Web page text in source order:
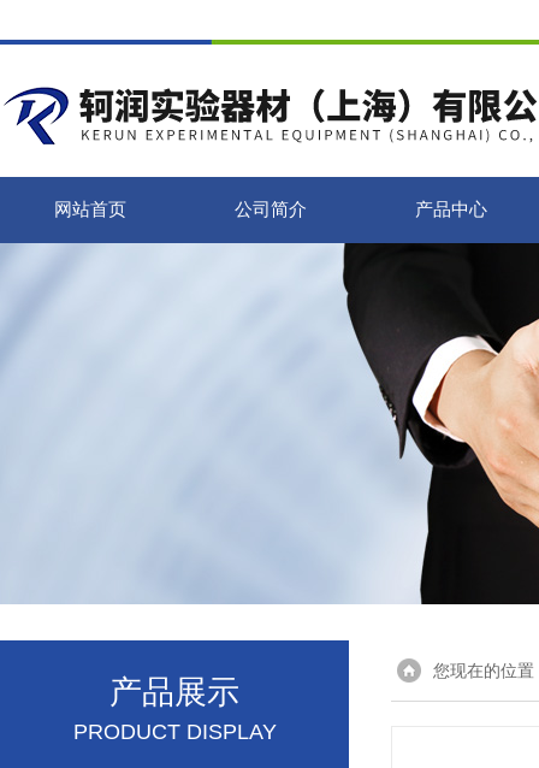
网站首页 公司简介 产品中心
产品展示
PRODUCT DISPLAY
您现在的位置